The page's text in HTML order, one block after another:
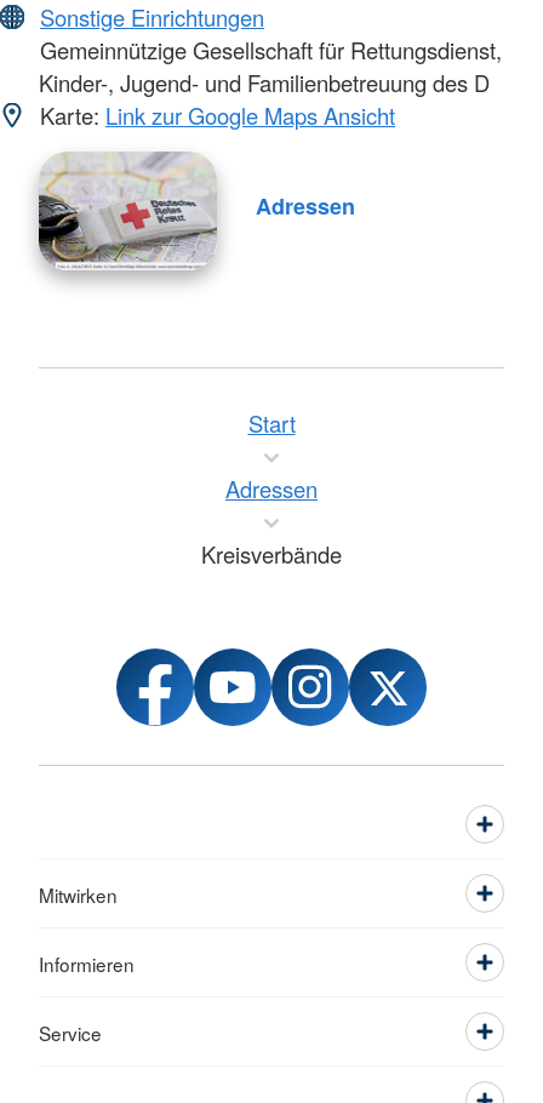
Sonstige Einrichtungen
Gemeinnützige Gesellschaft für Rettungsdienst,
Kinder-, Jugend- und Familienbetreuung des D
Karte: Link zur Google Maps Ansicht
Adressen
Start
Adressen
Kreisverbände
Mitwirken
Informieren
Service